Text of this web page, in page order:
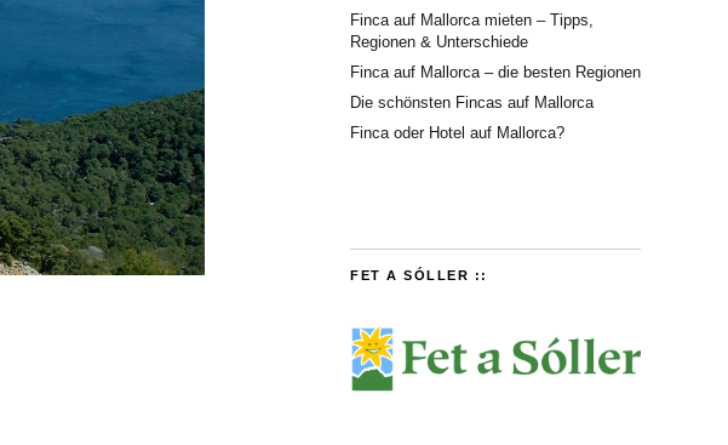
Finca auf Mallorca mieten – Tipps,
Regionen & Unterschiede
Finca auf Mallorca – die besten Regionen
Die schönsten Fincas auf Mallorca
Finca oder Hotel auf Mallorca?
FET A SÓLLER ::